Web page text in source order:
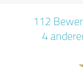
112
4